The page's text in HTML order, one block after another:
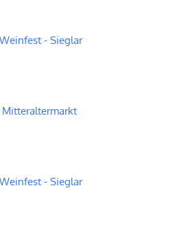
- Sieglar
Mitteraltermarkt
- Sieglar